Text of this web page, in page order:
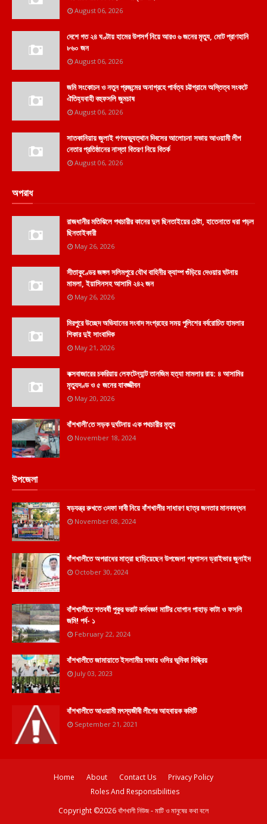
August 06, 2026
দেশে গত ২৪ ঘণ্টায় হামের উপসর্গ নিয়ে আরও ৬ জনের মৃত্যু, মোট প্রাণহানি
৮৬০ জন
August 06, 2026
জমি সংকোচন ও নতুন প্রজন্মের অনাগ্রহে পার্বত্য চট্টগ্রামে অস্তিত্ব সংকটে
ঐতিহ্যবাহী বহুফসলি জুমচাষ
August 06, 2026
সাতকানিয়ায় জুলাই গণঅভ্যুত্থান দিবসের আলোচনা সভায় আওয়ামী লীগ
নেতার প্রতিষ্ঠানের নাস্তা বিতরণ নিয়ে বিতর্ক
August 06, 2026
অপরাধ
রাজধানীর মতিঝিলে পথচারীর কানের দুল ছিনতাইয়ের চেষ্টা, হাতেনাতে ধরা পড়ল
ছিনতাইকারী
May 26, 2026
সীতাকুণ্ডের জঙ্গল সলিমপুরে যৌথ বাহিনীর ক্যাম্প গুঁড়িয়ে দেওয়ার ঘটনায়
মামলা, ইয়াসিনসহ আসামি ২৪২ জন
May 26, 2026
মিরপুরে উচ্ছেদ অভিযানের সংবাদ সংগ্রহের সময় পুলিশের বর্বরোচিত হামলার
শিকার দুই সাংবাদিক
May 21, 2026
কক্সবাজারের চকরিয়ায় লেফটেন্যান্ট তানজিম হত্যা মামলার রায়: ৪ আসামির
মৃত্যুদণ্ড ও ৫ জনের যাবজ্জীবন
May 20, 2026
বাঁশখালী'তে সড়ক দুর্ঘটনায় এক পথচারীর মৃত্যু
November 18, 2024
উপজেলা
ষড়যন্ত্র রুখতে ৩দফা দাবী নিয়ে বাঁশখালীর সাধারণ ছাত্র জনতার মানববন্ধন
November 08, 2024
বাঁশখালীতে অপরাধের মাত্রা ছাড়িয়েছেন উপজেলা প্রশাসন ড্রাইভার জুনাইদ
October 30, 2024
বাঁশখালীতে শতবর্ষী পুকুর ভরাট কর্মযজ্ঞ! মাটির যোগান পাহাড় কাটা ও ফসলি
জমি! পর্ব- ১
February 22, 2024
বাঁশখালীতে জামায়াতে ইসলামীর সভায় ওসির ভূমিকা নিষ্ক্রিয়
July 03, 2023
বাঁশখালীতে আওয়ামী মৎস্যজীবী লীগের আহবায়ক কমিটি
September 21, 2021
Home About Contact Us
Privacy Policy
Roles And Responsibilities
Copyright ©2026বাঁশখালী নিউজ - মাটি ও মানুষের কথা বলে